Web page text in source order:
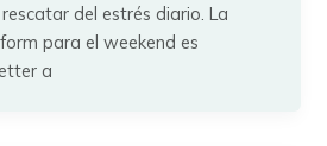
del estrés diario. La
para el weekend es
a